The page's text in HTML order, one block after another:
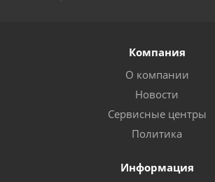
Компания
О компании
Новости
Сервисные центры
Политика
Информация